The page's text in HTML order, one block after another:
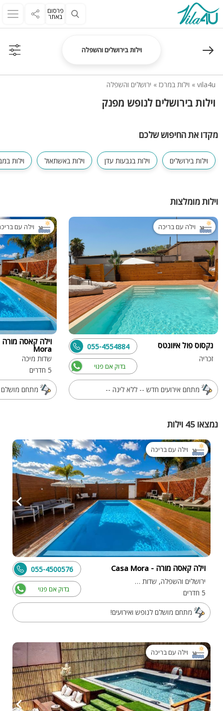
פרסום
באתר
וילות בירושלים והשפלה
vila4u
» וילות במרכז » ירושלים והשפלה
וילות בירושלים לנופש מפנק
מקדו את החיפוש שלכם
וילות בירושלים וילות בגבעות עדן וילות באשתאול וילות
וילות מומלצות
וילה עם בריכה
נקסוס פול איוונטס
זכריה
בדוק אם פנוי
055-4554884
מתחם אירועים חדש -- ללא לינה --
וילה עם
Mora
שדות מיכה
5 חדרים
מתחם מושלם
נמצאו 45 וילות
וילה עם בריכה
וילה קאסה מורה - Casa Mora
ירושלים והשפלה, שדות מיכה
5 חדרים
בדוק אם פנוי
055-4500576
מתחם מושלם לנופש ואירועים!
וילה עם בריכה